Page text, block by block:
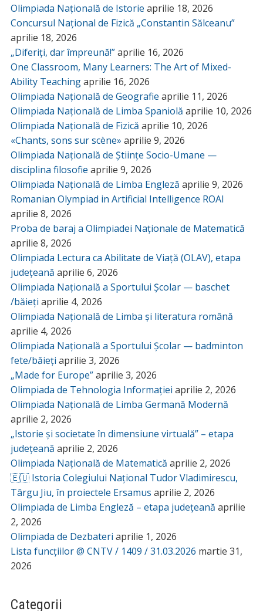
Olimpiada Națională de Istorie aprilie 18, 2026
Concursul Național de Fizică „Constantin Sălceanu”
aprilie 18, 2026
„Diferiți, dar împreună!”aprilie 16, 2026
One Classroom, Many Learners: The Art of Mixed-
Ability Teachingaprilie 16, 2026
Olimpiada Națională de Geografie aprilie 11, 2026
Olimpiada Națională de Limba Spaniolă aprilie 10, 2026
Olimpiada Națională de Fizică aprilie 10, 2026
«Chants, sons sur scène» aprilie 9, 2026
Olimpiada Națională de Științe Socio-Umane —
disciplina filosofie aprilie 9, 2026
Olimpiada Națională de Limba Engleză aprilie 9, 2026
Romanian Olympiad in Artificial Intelligence ROAI
aprilie 8, 2026
Proba de baraj a Olimpiadei Naționale de Matematică
aprilie 8, 2026
Olimpiada Lectura ca Abilitate de Viață (OLAV), etapa
județeană aprilie 6, 2026
Olimpiada Națională a Sportului Școlar — baschet
/băieți aprilie 4, 2026
Olimpiada Națională de Limba și literatura română
aprilie 4, 2026
Olimpiada Națională a Sportului Școlar — badminton
fete/băieți aprilie 3, 2026
„Made for Europe”aprilie 3, 2026
Olimpiada de Tehnologia Informației aprilie 2, 2026
Olimpiada Națională de Limba Germană Modernă
aprilie 2, 2026
„Istorie și societate în dimensiune virtuală” – etapa
județeană aprilie 2, 2026
Olimpiada Națională de Matematică aprilie 2, 2026
🇪🇺 Istoria Colegiului Național Tudor Vladimirescu,
Târgu Jiu, în proiectele Ersamus aprilie 2, 2026
Olimpiada de Limba Engleză – etapa județeană aprilie
2, 2026
Olimpiada de Dezbateri aprilie 1, 2026
Lista funcțiilor @ CNTV / 1409 / 31.03.2026 martie 31,
2026
Categorii